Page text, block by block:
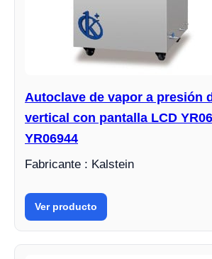
Autoclave de vapor a presión
vertical con pantalla LCD
YR06944
Fabricante : Kalstein
Ver producto